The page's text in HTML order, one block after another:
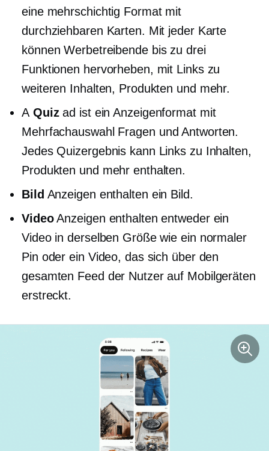
eine mehrschichtig Format mit
durchziehbaren Karten. Mit jeder Karte
können Werbetreibende bis zu drei
Funktionen hervorheben, mit Links zu
weiteren Inhalten, Produkten und mehr.
A Quizad ist ein Anzeigenformat mit
Mehrfachauswahl Fragen und Antworten.
Jedes Quizergebnis kann Links zu Inhalten,
Produkten und mehr enthalten.
Bild Anzeigen enthalten ein Bild.
VideoAnzeigen enthalten entweder ein
Video in derselben Größe wie ein normaler
Pin oder ein Video, das sich über den
gesamten Feed der Nutzer auf Mobilgeräten
erstreckt.